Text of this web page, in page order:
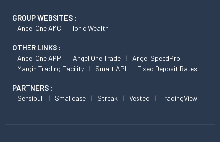
GROUP WEBSITES :
Angel One AMC Ionic Wealth
OTHER LINKS :
Angel One APP Angel One Trade
Angel SpeedPro
Margin Trading Facility
Smart API Fixed Deposit Rates
PARTNERS :
Sensibull Smallcase Streak Vested TradingView